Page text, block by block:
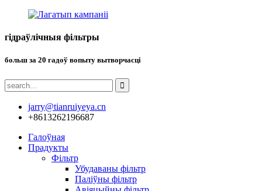
гідраўлічныя фільтры
больш за 20 гадоў вопыту вытворчасці
jarry@tianruiyeya.cn
+8613262196687
Галоўная
Прадукты
Фільтр
Убудаваны фільтр
Паліўны фільтр